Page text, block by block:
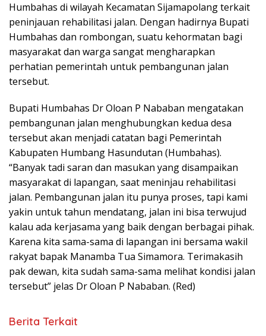
Humbahas di wilayah Kecamatan Sijamapolang terkait
peninjauan rehabilitasi jalan. Dengan hadirnya Bupati
Humbahas dan rombongan, suatu kehormatan bagi
masyarakat dan warga sangat mengharapkan
perhatian pemerintah untuk pembangunan jalan
tersebut.
Bupati Humbahas Dr Oloan P Nababan mengatakan
pembangunan jalan menghubungkan kedua desa
tersebut akan menjadi catatan bagi Pemerintah
Kabupaten Humbang Hasundutan (Humbahas).
“Banyak tadi saran dan masukan yang disampaikan
masyarakat di lapangan, saat meninjau rehabilitasi
jalan. Pembangunan jalan itu punya proses, tapi kami
yakin untuk tahun mendatang, jalan ini bisa terwujud
kalau ada kerjasama yang baik dengan berbagai pihak.
Karena kita sama-sama di lapangan ini bersama wakil
rakyat bapak Manamba Tua Simamora. Terimakasih
pak dewan, kita sudah sama-sama melihat kondisi jalan
tersebut” jelas Dr Oloan P Nababan. (Red)
Berita Terkait